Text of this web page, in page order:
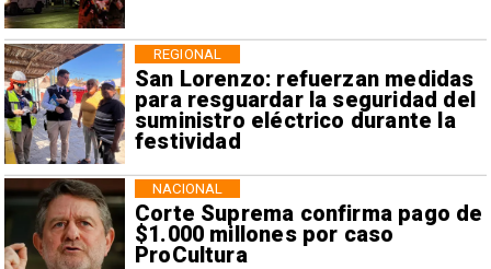
San Lorenzo: refuerzan medidas
para resguardar la seguridad del
suministro eléctrico durante la
festividad
REGIONAL
Corte Suprema confirma pago de
$1.000 millones por caso
ProCultura
NACIONAL